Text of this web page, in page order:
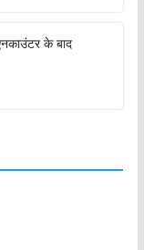
के बाद